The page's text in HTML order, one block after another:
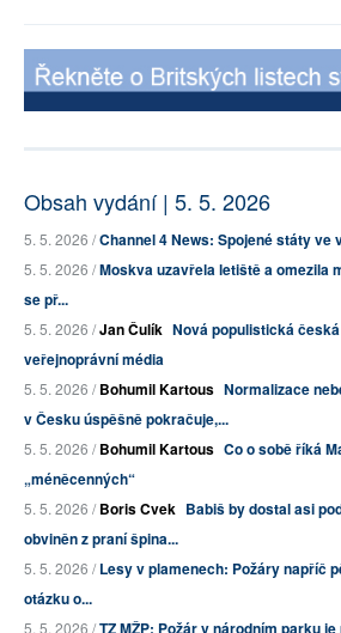
Obsah vydání | 5. 5. 2026
5. 5. 2026 /Channel 4 News: Spojené státy ve
5. 5. 2026 /Moskva uzavřela letiště a omezila
se př...
5. 5. 2026 /Jan Čulík Nová populistická
veřejnoprávní média
5. 5. 2026 /Bohumil Kartous Normalizace
v Česku úspěšně pokračuje,...
5. 5. 2026 /Bohumil Kartous Co o sobě říká
„méněcenných“
5. 5. 2026 /Boris Cvek Babiš by dostal asi
obviněn z praní špina...
5. 5. 2026 /Lesy v plamenech: Požáry napříč
otázku o...
5. 5. 2026 /TZ MŽP: Požár v národním parku